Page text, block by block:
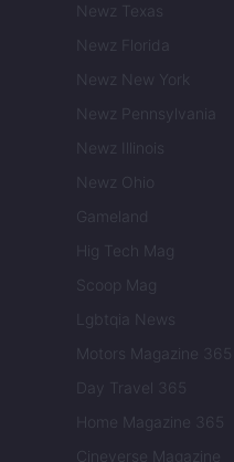
Newz Texas
Newz Florida
Newz New York
Newz Pennsylvania
Newz Illinois
Newz Ohio
Gameland
Hig Tech Mag
Scoop Mag
Lgbtqia News
Motors Magazine 365
Day Travel 365
Home Magazine 365
Cineverse Magazine